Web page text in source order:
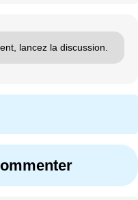
lancez la discussion.